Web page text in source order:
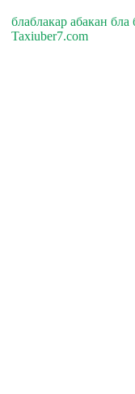
блаблакар абакан
Taxiuber7.com